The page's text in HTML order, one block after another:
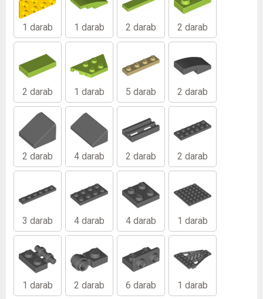
1 darab 1 darab 2 darab 2 darab
2 darab 1 darab 5 darab 2 darab
2 darab 4 darab 2 darab 2 darab
3 darab 4 darab 4 darab 1 darab
1 darab 2 darab 6 darab 1 darab